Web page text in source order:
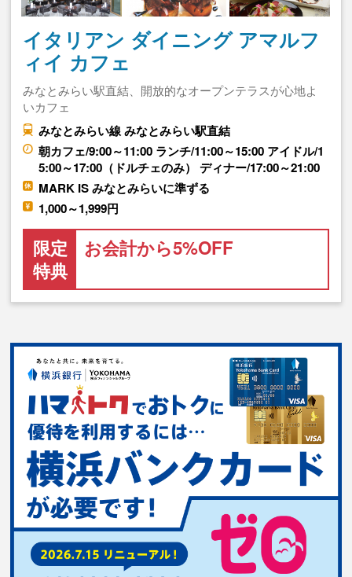
イタリアン ダイニング アマルフ
ィイ カフェ
みなとみらい駅直結、開放的なオープンテラスが心地よ
いカフェ
みなとみらい線 みなとみらい駅直結
朝カフェ/9:00～11:00 ランチ/11:00～15:00 アイドル/1
5:00～17:00（ドルチェのみ） ディナー/17:00～21:00
MARK IS みなとみらいに準ずる
1,000～1,999円
限定
特典
お会計から5%OFF